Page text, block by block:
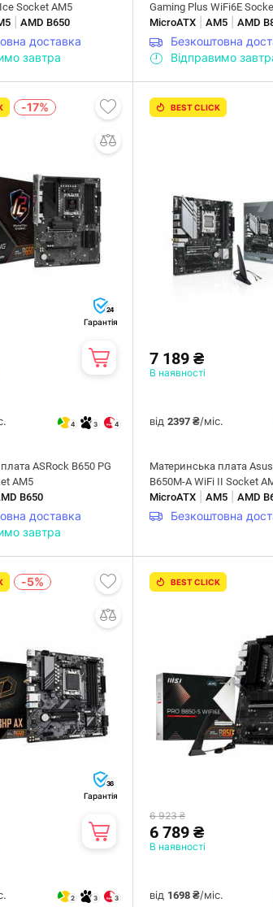
Socket AM5
AMD B650
доставка
завтра
Gaming Plus WiFi6E
MicroATX |AM5 |AMD
Безкоштовна
Відправимо
-17%
24
Гарантія
4 3 4
ASRock B650 PG
AM5
B650
доставка
завтра
BEST CLICK
7 189 ₴
В наявності
від2397 ₴/міс.
Материнська плата
B650M-A WiFi II Socket
MicroATX |AM5 |AMD
Безкоштовна
-5%
36
Гарантія
2 3 3
BEST CLICK
6 923 ₴
6 789 ₴
В наявності
від 1698 ₴/міс.